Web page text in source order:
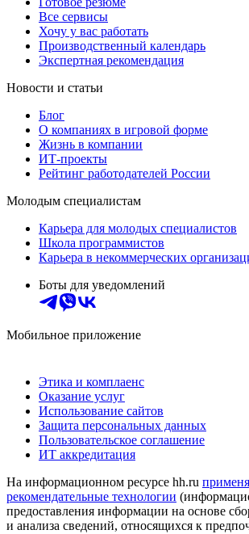
Все сервисы
Хочу у вас работать
Производственный календарь
Экспертная рекомендация
Новости и статьи
Блог
О компаниях в игровой форме
Жизнь в компании
ИТ-проекты
Рейтинг работодателей России
Молодым специалистам
Карьера для молодых специалистов
Школа программистов
Карьера в некоммерческих
Боты для уведомлений
Мобильное приложение
Этика и комплаенс
Оказание услуг
Использование сайтов
Защита персональных данных
Пользовательское соглашение
ИТ аккредитация
На информационном ресурсе hh.ru
рекомендательные технологии
предоставления информации на основе
и анализа сведений, относящихся к